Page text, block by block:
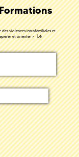
des violences intrafamiliales et
et orienter
Le